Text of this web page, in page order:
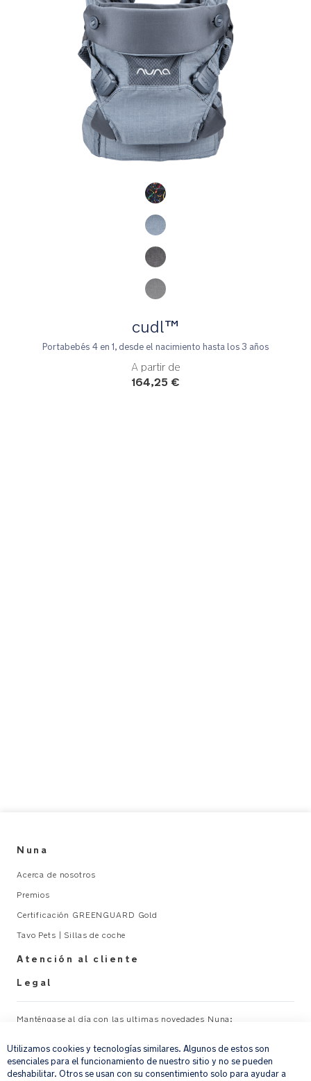
cudl™
Portabebés 4 en 1, desde el nacimiento hasta los 3 años
A partir de
164,25 €
Nuna
Acerca de nosotros
Premios
Certificación GREENGUARD Gold
Tavo Pets | Sillas de coche
Atención al cliente
Legal
Manténgase al día con las ultimas novedades Nuna:
Su correo electrónico REGISTRAR
Utilizamos cookies y tecnologías similares. Algunos de estos son
esenciales para el funcionamiento de nuestro sitio y no se pueden
deshabilitar. Otros se usan con su consentimiento solo para ayudar a